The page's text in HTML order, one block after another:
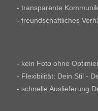
- transparente
- freundschaftliches
- kein Foto ohne
- Flexibilität: Dein Stil -
- schnelle Auslieferung